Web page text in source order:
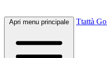
Apri menu principale Ttattà Go